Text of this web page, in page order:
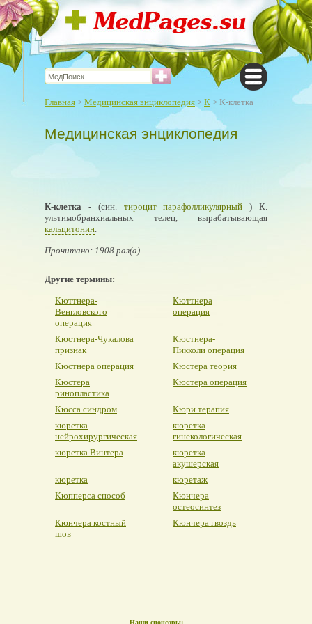
Главная > Медицинская энциклопедия > К > К-клетка
Медицинская энциклопедия
К-клетка - (син. тироцит парафолликулярный ) К.
ультимобранхиальных телец, вырабатывающая
кальцитонин.
Прочитано: 1908 раз(а)
Другие термины:
Кюттнера-
Венгловского
операция
Кюттнера
операция
Кюстнера-Чукалова
признак
Кюстнера-
Пикколи операция
Кюстнера операция
Кюстера теория
Кюстера
ринопластика
Кюстера операция
Кюсса синдром
Кюри терапия
кюретка
нейрохирургическая
кюретка
гинекологическая
кюретка Винтера
кюретка
акушерская
кюретка
кюретаж
Кюпперса способ
Кюнчера
остеосинтез
Кюнчера костный
шов
Кюнчера гвоздь
Наши спонсоры: